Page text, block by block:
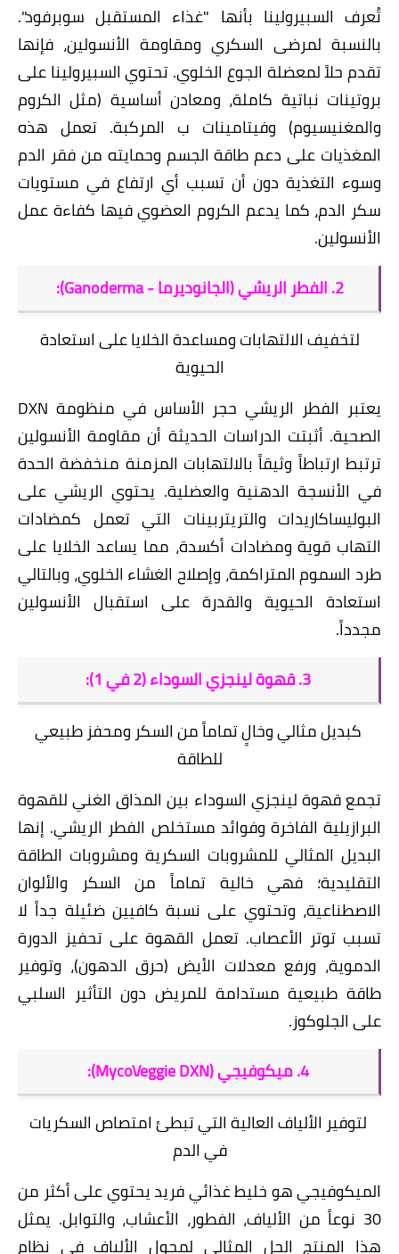
​تُعرف السبيرولينا بأنها "غذاء المستقبل سوبرفود".
بالنسبة لمرضى السكري ومقاومة الأنسولين، فإنها
تقدم حلاً لمعضلة الجوع الخلوي. تحتوي السبيرولينا على
بروتينات نباتية كاملة، ومعادن أساسية (مثل الكروم
والمغنيسيوم) وفيتامينات ب المركبة. تعمل هذه
المغذيات على دعم طاقة الجسم وحمايته من فقر الدم
وسوء التغذية دون أن تسبب أي ارتفاع في مستويات
سكر الدم، كما يدعم الكروم العضوي فيها كفاءة عمل
الأنسولين.
​2. الفطر الريشي (الجانوديرما - Ganoderma):
لتخفيف الالتهابات ومساعدة الخلايا على استعادة
الحيوية
​يعتبر الفطر الريشي
حجر الأساس في منظومة DXN
الصحية. أثبتت الدراسات الحديثة أن مقاومة الأنسولين
ترتبط ارتباطاً وثيقاً بالالتهابات المزمنة منخفضة الحدة
في الأنسجة الدهنية والعضلية. يحتوي الريشيعلى
البوليساكاريدات والتريتربينات التي تعمل كمضادات
التهاب قوية ومضادات أكسدة، مما يساعد الخلايا على
طرد السموم المتراكمة، وإصلاح الغشاء الخلوي، وبالتالي
استعادة الحيوية والقدرة على استقبال الأنسولين
مجدداً.
​3. قهوة لينجزي السوداء (2 في 1):
كبديل مثالي وخالٍ تماماً من السكر ومحفز طبيعي
للطاقة
​تجمعقهوة لينجزي السوداء بين المذاق الغني للقهوة
البرازيلية الفاخرة وفوائد مستخلص الفطر الريشي. إنها
البديل المثالي للمشروبات السكرية ومشروبات الطاقة
التقليدية؛ فهي خالية تماماً من السكر والألوان
الاصطناعية، وتحتوي على نسبة كافيين ضئيلة جداً لا
تسبب توتر الأعصاب. تعمل القهوة على تحفيز الدورة
الدموية، ورفع معدلات الأيض (حرق الدهون)، وتوفير
طاقة طبيعية مستدامة للمريض دون التأثير السلبي
على الجلوكوز.
​4. ميكوفيجي (MycoVeggie DXN):
لتوفير الألياف العالية التي تبطئ امتصاص السكريات
في الدم
الميكوفيجيهو خليط غذائي فريد يحتوي على أكثر من
30 نوعاً من الألياف، الفطور، الأعشاب، والتوابل. يمثل
هذا المنتج الحل المثالي لمحول الألياف في نظام